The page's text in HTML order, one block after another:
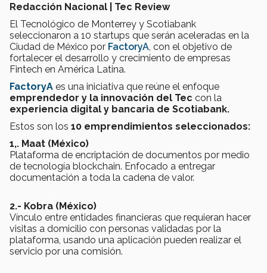
Redacción Nacional | Tec Review
El Tecnológico de Monterrey y Scotiabank
seleccionaron a 10 startups que serán aceleradas en la
Ciudad de México por FactoryA , con el objetivo de
fortalecer el desarrollo y crecimiento de empresas
Fintech en América Latina.
FactoryA es una iniciativa que reúne el enfoque
emprendedor y la innovación del Tec con la
experiencia digital y bancaria de Scotiabank.
Estos son los 10 emprendimientos seleccionados:
1,. Maat (México)
Plataforma de encriptación de documentos por medio
de tecnología blockchain. Enfocado a entregar
documentación a toda la cadena de valor.
2.- Kobra (México)
Vínculo entre entidades financieras que requieran hacer
visitas a domicilio con personas validadas por la
plataforma, usando una aplicación pueden realizar el
servicio por una comisión.